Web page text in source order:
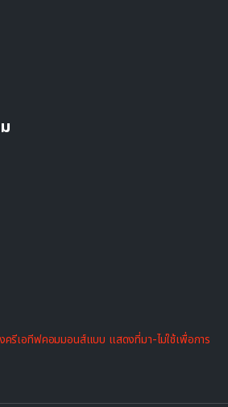
เอทีฟคอมมอนส์แบบ แสดงที่มา-ไม่ใช้เพื่อการ